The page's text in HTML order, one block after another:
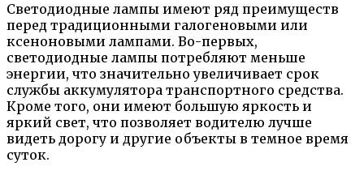
Светодиодные лампы имеют ряд преимуществ
перед традиционными галогеновыми или
ксеноновыми лампами. Во-первых,
светодиодные лампы потребляют меньше
энергии, что значительно увеличивает срок
службы аккумулятора транспортного средства.
Кроме того, они имеют большую яркость и
яркий свет, что позволяет водителю лучше
видеть дорогу и другие объекты в темное время
суток.